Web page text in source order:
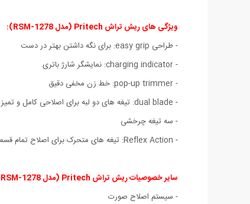
ویژگی های ریش تراش Pritech (مدل RSM-1278):
- طراحی easy grip: برای نگه داشتن بهتر در دست
- charging indicator: نمایشگر شارژ باتری
- pop-up trimmer: خط زن مخفی دقیق
- dual blade: تیغه های دو لبه برای اصلاحی کامل و تمیز
- سه تیغه چرخشی
- Reflex Action: تیغه های متحرک برای اصلاح تمام قسمت های صورت
سایر خصوصیات ریش تراش Pritech (مدل RSM-1278):
- سیستم اصلاح صورت